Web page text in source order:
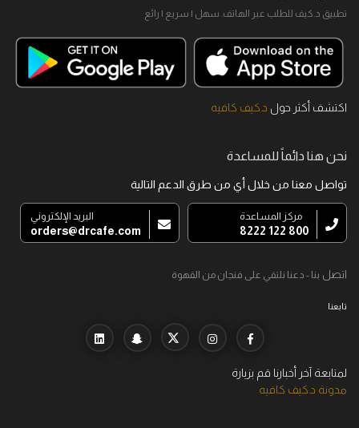
تطبيق د.كيف للطلب عبر الهاتف. سهل I سريع I رائع
اكتشف أكثر حول د.كيف كافيه
نحن هنا دائماً للمساعدة
تواصل معنا من خلال أي من طرق الدعم التالية
مركز المساعدة
800 122 8222
البريد الإلكتروني
orders@drcafe.com
اتصل بنا - دعنا نلتقي على فنجان من القهوة
تابعنا
لمتابعة آخر أخبارنا قم بزيارة
مدونة د.كيف كافيه